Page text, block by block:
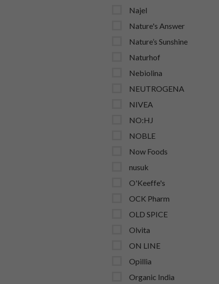
Najel
Nature's Answer
Nature’s Sunshine
Naturhof
Nebiolina
NEUTROGENA
NIVEA
NO:HJ
NOBLE
Now Foods
nusuk
O'Keeffe's
OCK Pharm
OLD SPICE
Olvita
ON LINE
Opillia
Organic India